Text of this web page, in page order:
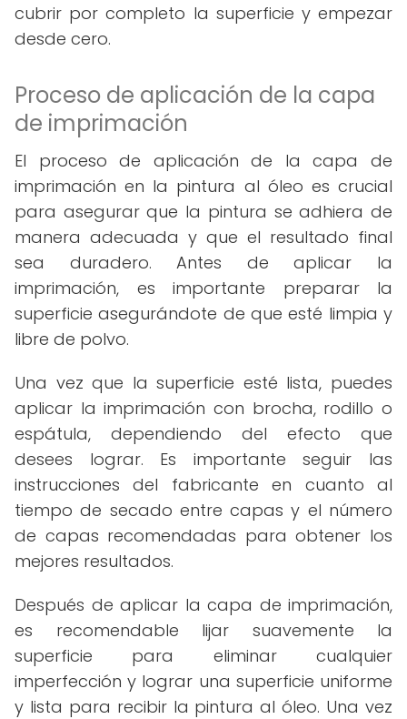
cubrir por completo la superficie y empezar
desde cero.
Proceso de aplicación de la capa
de imprimación
El proceso de aplicación de la capa de
imprimación en la pintura al óleo es crucial
para asegurar que la pintura se adhiera de
manera adecuada y que el resultado final
sea duradero. Antes de aplicar la
imprimación, es importante preparar la
superficie asegurándote de que esté limpia y
libre de polvo.
Una vez que la superficie esté lista, puedes
aplicar la imprimación con brocha, rodillo o
espátula, dependiendo del efecto que
desees lograr. Es importante seguir las
instrucciones del fabricante en cuanto al
tiempo de secado entre capas y el número
de capas recomendadas para obtener los
mejores resultados.
Después de aplicar la capa de imprimación,
es recomendable lijar suavemente la
superficie para eliminar cualquier
imperfección y lograr una superficie uniforme
y lista para recibir la pintura al óleo. Una vez